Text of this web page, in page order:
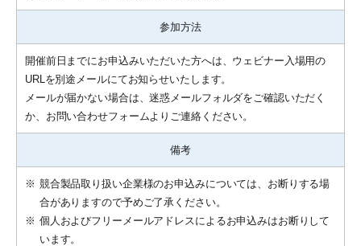
参加方法
開催前日までにお申込みいただいた方へは、ウェビナー入場用の
URLを別途メールにてお知らせいたします。
メールが届かない場合は、迷惑メールフォルダをご確認いただく
か、お問い合わせフォームよりご連絡ください。
備考
※ 競合製品取り扱い企業様のお申込みについては、お断りする場
合がありますので予めご了承ください。
※ 個人およびフリーメールアドレスによるお申込みはお断りして
います。